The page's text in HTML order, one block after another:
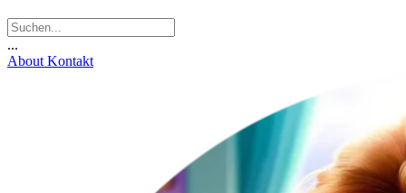
...
About Kontakt